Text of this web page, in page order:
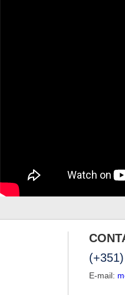
E-mail: